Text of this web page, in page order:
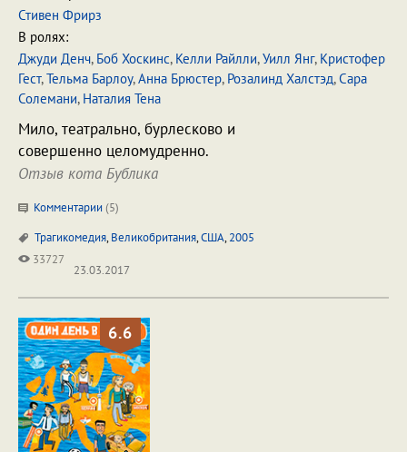
Стивен Фрирз
В ролях:
Джуди Денч, Боб Хоскинс, Келли Райлли,Уилл Янг, Кристофер
Гест,Тельма Барлоу,Анна Брюстер, Розалинд Халстэд,Сара
Солемани, Наталия Тена
Мило, театрально, бурлесково и
совершенно целомудренно.
Отзыв кота Бублика
Комментарии (5)
Трагикомедия,Великобритания,США,2005
33727
23.03.2017
6.6